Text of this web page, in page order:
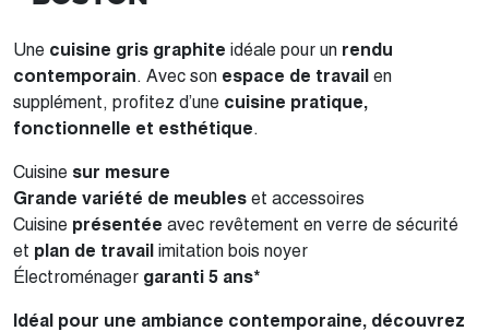
Une cuisine gris graphite idéale pour un rendu
contemporain. Avec son espace de travail en
supplément, profitez d’une cuisine pratique,
fonctionnelle et esthétique.
Cuisine sur mesure
Grande variété de meubles et accessoires
Cuisine présentée avec revêtement en verre de sécurité
et plan de travail imitation bois noyer
Électroménager garanti 5 ans*
Idéal pour une ambiance contemporaine, découvrez